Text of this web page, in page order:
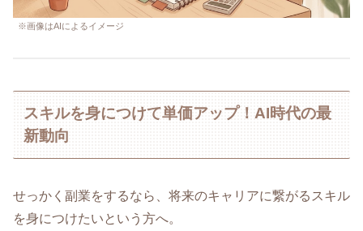
※画像はAIによるイメージ
スキルを身につけて単価アップ！AI時代の最
新動向
せっかく副業をするなら、将来のキャリアに繋がるスキル
を身につけたいという方へ。